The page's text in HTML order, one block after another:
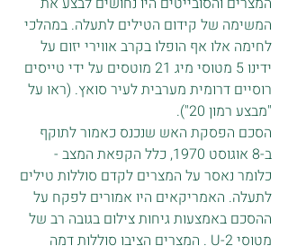
המשימה של קידום הטילים לתעלה. במהלכי
לחימה אלו אף הופלו בקרב אווירי יזום על
ידינו 5 מטוסי מיג 21 מוטסים על ידי טייסים
רוסיים דרומית מערבית לעיר סואץ. (ראו על
"מבצע רמון 20").
הסכם הפסקת האש שנכנס כאמור לתוקף
ב-8 אוגוסט 1970, כלל הקפאת המצב -
כלומר נאסר על המצרים לקדם סוללות טילים
לתעלה. האמריקאים היו אמורים לפקח על
ההסכם באמצעות גיחות צילום בגובה רב של
מטוסי U-2 . המצרים הציבו סוללות דמה